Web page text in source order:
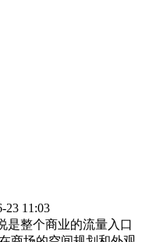
23 11:03
整个商业的流量入口